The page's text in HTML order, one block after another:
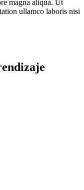
magna aliqua. Ut
ullamco laboris nisi